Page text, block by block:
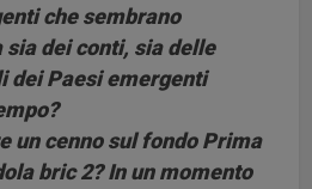
che sembrano
dei conti, sia delle
dei Paesi emergenti
un cenno sul fondo Prima
bric 2? In un momento